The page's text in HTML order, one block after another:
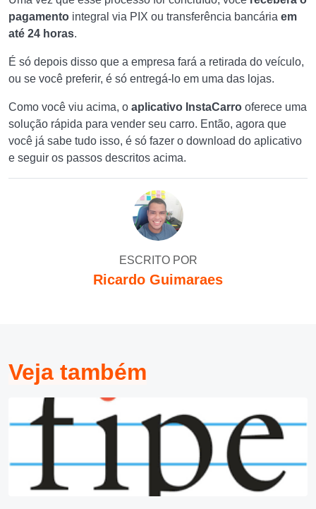
pagamento integral via PIX ou transferência bancária em
até 24 horas.
É só depois disso que a empresa fará a retirada do veículo,
ou se você preferir, é só entregá-lo em uma das lojas.
Como você viu acima, o aplicativo InstaCarro oferece uma
solução rápida para vender seu carro. Então, agora que
você já sabe tudo isso, é só fazer o download do aplicativo
e seguir os passos descritos acima.
ESCRITO POR
Ricardo Guimaraes
Veja também